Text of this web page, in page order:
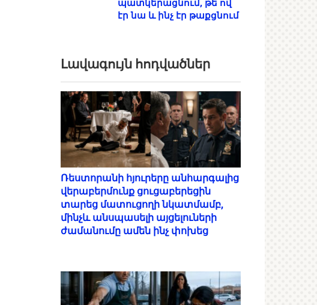
պատկերացնում, թե ով
էր նա և ինչ էր թաքցնում
Լավագույն հոդվածներ
Ռեստորանի հյուրերը անհարգալից
վերաբերմունք ցուցաբերեցին
տարեց մատուցողի նկատմամբ,
մինչև անսպասելի այցելուների
ժամանումը ամեն ինչ փոխեց